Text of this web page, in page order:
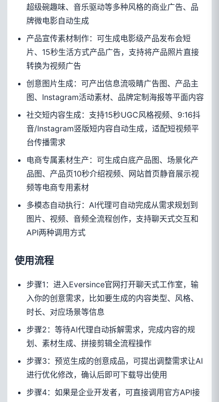
超级碗趣味、音乐驱动等多种风格的商业广告、品
牌微电影自动生成
产品宣传素材制作：可生成电影级产品发布会短
片、15秒生活方式产品广告，支持将产品照片直接
转换为视频广告
创意图片生成：可产出信息流吸睛广告图、产品主
图、Instagram活动素材、品牌定制海报等平面内容
社交短内容生成：支持15秒UGC风格视频、9:16抖
音/Instagram竖版短内容自动生成，适配短视频平
台传播需求
电商专属素材生产：可生成白底产品图、场景化产
品图、产品页10秒介绍视频、网站首页静音展示视
频等电商专用素材
多模态自动执行：AI代理可自动完成从需求规划到
图片、视频、音频全流程创作，支持聊天式交互和
API两种调用方式
使用流程
步骤1：进入Eversince官网打开聊天式工作室，输
入你的创意需求，比如要生成的内容类型、风格、
时长、对应场景等信息
步骤2：等待AI代理自动拆解需求，完成内容的规
划、素材生成、拼接剪辑全流程操作
步骤3：预览生成的创意成品，可提出调整需求让AI
进行优化修改，确认后即可下载导出使用
步骤4：如果是企业开发者，可直接调用官方API接